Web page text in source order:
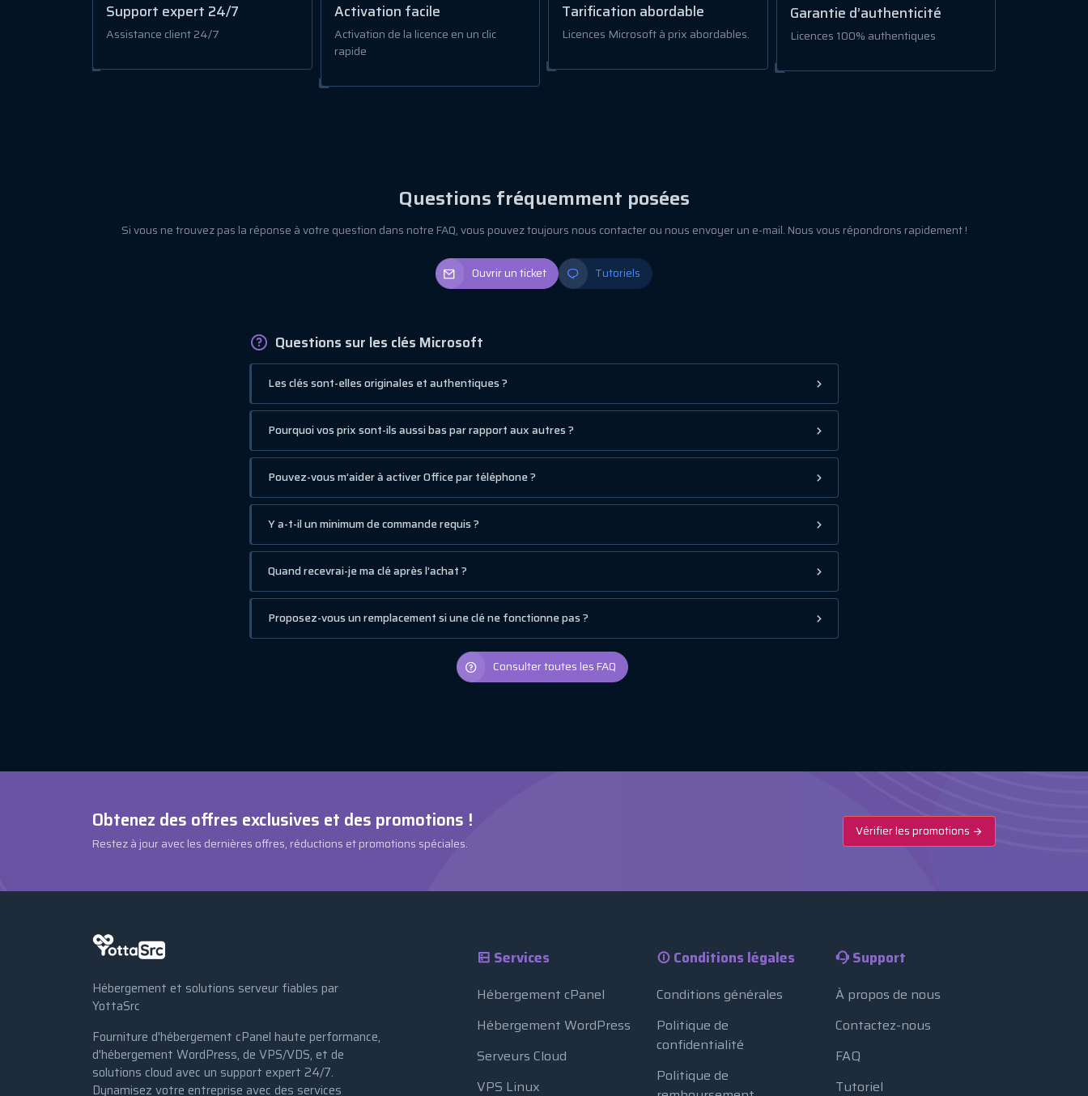
Support expert 24/7
Assistance client 24/7
Activation facile
Activation de la licence en un clic
rapide
Tarification abordable
Licences Microsoft à prix abordables.
Garantie d’authenticité
Licences 100% authentiques
Questions fréquemment posées
Si vous ne trouvez pas la réponse à votre question dans notre FAQ, vous pouvez toujours nous contacter ou nous envoyer un e-mail. Nous vous répondrons rapidement !
Ouvrir un ticket Tutoriels
Questions sur les clés Microsoft
Les clés sont-elles originales et authentiques ?
Pourquoi vos prix sont-ils aussi bas par rapport aux autres ?
Pouvez-vous m’aider à activer Office par téléphone ?
Y a-t-il un minimum de commande requis ?
Quand recevrai-je ma clé après l’achat ?
Proposez-vous un remplacement si une clé ne fonctionne pas ?
Consulter toutes les FAQ
Obtenez des offres exclusives et des promotions !
Restez à jour avec les dernières offres, réductions et promotions spéciales.
Vérifier les promotions
Hébergement et solutions serveur fiables par
YottaSrc
Fourniture d'hébergement cPanel haute performance,
d'hébergement WordPress, de VPS/VDS, et de
solutions cloud avec un support expert 24/7.
Dynamisez votre entreprise avec des services
Services
Hébergement cPanel
Hébergement WordPress
Serveurs Cloud
VPS Linux
Conditions légales
Conditions générales
Politique de
confidentialité
Politique de
Support
À propos de nous
Contactez-nous
FAQ
Tutoriel